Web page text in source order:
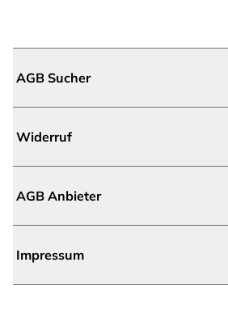
AGB Sucher
Widerruf
AGB Anbieter
Impressum